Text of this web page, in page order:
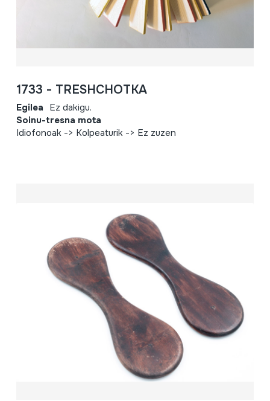
1733 - TRESHCHOTKA
Egilea Ez dakigu.
Soinu-tresna mota
Idiofonoak -> Kolpeaturik -> Ez zuzen